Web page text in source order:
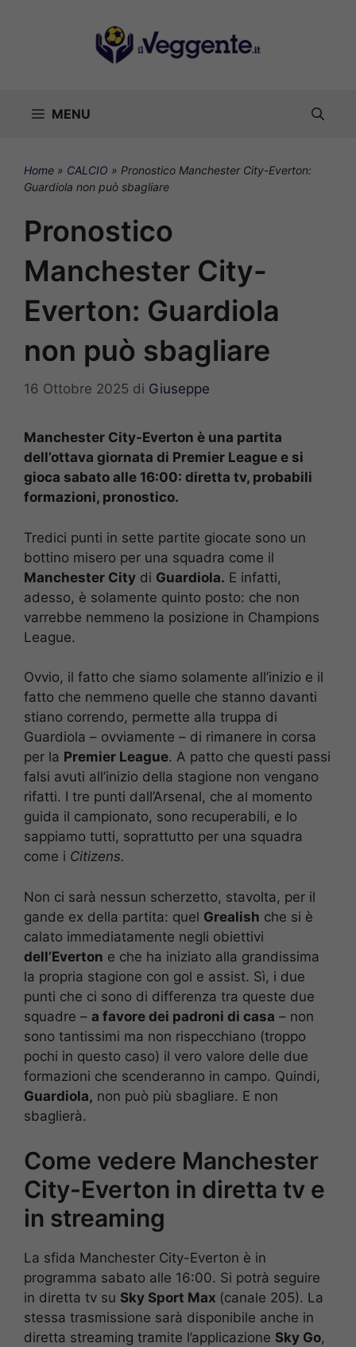
MENU
Home » CALCIO » Pronostico Manchester City-Everton:
Guardiola non può sbagliare
Pronostico
Manchester City-
Everton: Guardiola
non può sbagliare
16 Ottobre 2025 di Giuseppe
Manchester City-Everton è una partita
dell’ottava giornata di Premier League e si
gioca sabato alle 16:00: diretta tv, probabili
formazioni, pronostico.
Tredici punti in sette partite giocate sono un
bottino misero per una squadra come il
Manchester City di Guardiola. E infatti,
adesso, è solamente quinto posto: che non
varrebbe nemmeno la posizione in Champions
League.
Ovvio, il fatto che siamo solamente all’inizio e il
fatto che nemmeno quelle che stanno davanti
stiano correndo, permette alla truppa di
Guardiola – ovviamente – di rimanere in corsa
per la Premier League. A patto che questi passi
falsi avuti all’inizio della stagione non vengano
rifatti. I tre punti dall’Arsenal, che al momento
guida il campionato, sono recuperabili, e lo
sappiamo tutti, soprattutto per una squadra
come i Citizens.
Non ci sarà nessun scherzetto, stavolta, per il
gande ex della partita: quel Grealish che si è
calato immediatamente negli obiettivi
dell’Everton e che ha iniziato alla grandissima
la propria stagione con gol e assist. Sì, i due
punti che ci sono di differenza tra queste due
squadre – a favore dei padroni di casa – non
sono tantissimi ma non rispecchiano (troppo
pochi in questo caso) il vero valore delle due
formazioni che scenderanno in campo. Quindi,
Guardiola, non può più sbagliare. E non
sbaglierà.
Come vedere Manchester
City-Everton in diretta tv e
in streaming
La sfida Manchester City-Everton è in
programma sabato alle 16:00. Si potrà seguire
in diretta tv su Sky Sport Max (canale 205). La
stessa trasmissione sarà disponibile anche in
diretta streaming tramite l’applicazione Sky Go,